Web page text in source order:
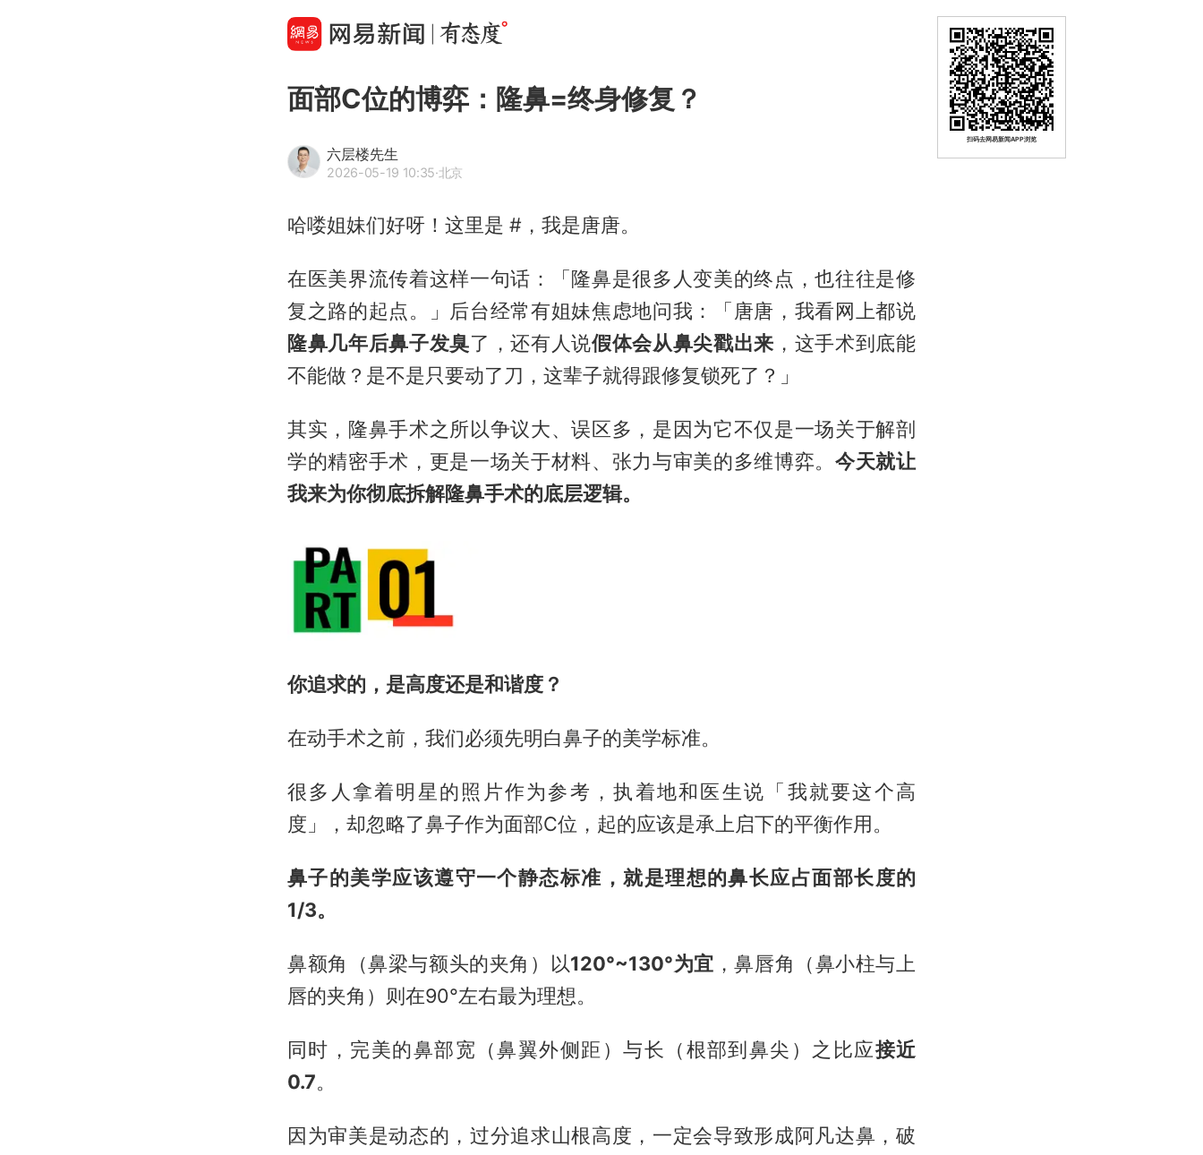
面部C位的博弈：隆鼻=终身修复？
六层楼先生
2026-05-19 10:35·北京
哈喽姐妹们好呀！这里是 #，我是唐唐。
在医美界流传着这样一句话：「隆鼻是很多人变美的终点，也往往是修
复之路的起点。」后台经常有姐妹焦虑地问我：「唐唐，我看网上都说
隆鼻几年后鼻子发臭了，还有人说假体会从鼻尖戳出来 ，这手术到底能
不能做？是不是只要动了刀，这辈子就得跟修复锁死了？」
其实，隆鼻手术之所以争议大、误区多，是因为它不仅是一场关于解剖
学的精密手术，更是一场关于材料、张力与审美的多维博弈。 今天就让
我来为你彻底拆解隆鼻手术的底层逻辑。
你追求的，是高度还是和谐度？
在动手术之前，我们必须先明白鼻子的美学标准。
很多人拿着明星的照片作为参考，执着地和医生说「我就要这个高
度」，却忽略了鼻子作为面部C位，起的应该是承上启下的平衡作用。
鼻子的美学应该遵守一个静态标准 ，就是理想的鼻长应占面部长度的
1/3。
鼻额角（鼻梁与额头的夹角）以120°~130°为宜 ，鼻唇角（鼻小柱与上
唇的夹角）则在90°左右最为理想。
同时，完美的鼻部宽（鼻翼外侧距）与长（根部到鼻尖）之比应接近
0.7。
因为审美是动态的，过分追求山根高度，一定会导致形成阿凡达鼻，破
扫码去网易新闻APP浏览